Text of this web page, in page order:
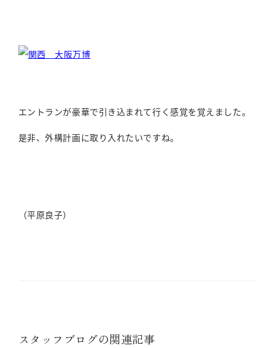
エントランが豪華で引き込まれて行く感覚を覚えました。
是非、外構計画に取り入れたいですね。
（平原良子）
スタッフブログの関連記事